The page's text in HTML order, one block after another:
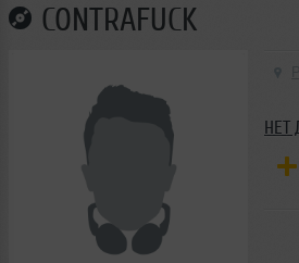
CONTRAFUCK
НЕТ